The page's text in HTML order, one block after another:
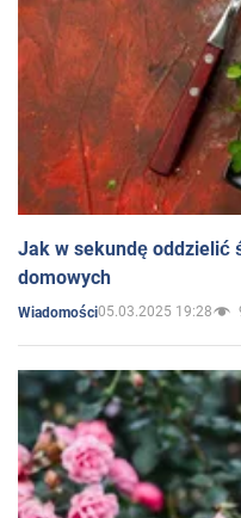
Jak w sekundę oddzielić
domowych
Wiadomości05.03.2025 19:28